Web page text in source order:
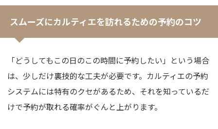
スムーズにカルティエを訪れるための予約のコツ
「どうしてもこの日のこの時間に予約したい」という場合
は、少しだけ裏技的な工夫が必要です。カルティエの予約
システムには特有のクセがあるため、それを知っているだ
けで予約が取れる確率がぐんと上がります。